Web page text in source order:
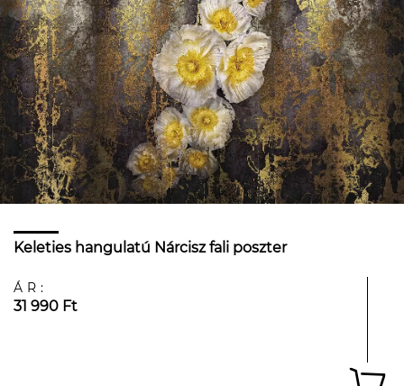
Keleties hangulatú Nárcisz fali poszter
ÁR:
31 990 Ft